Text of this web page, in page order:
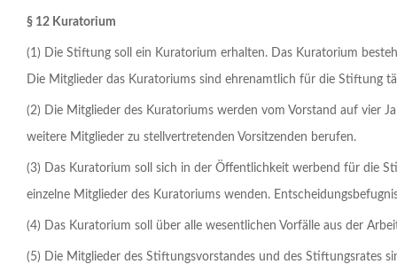
§ 12 Kuratorium
(1) Die Stiftung soll ein Kuratorium erhalten. Das Kuratorium
Die Mitglieder das Kuratoriums sind ehrenamtlich für die Stiftung
(2) Die Mitglieder des Kuratoriums werden vom Vorstand auf vier
weitere Mitglieder zu stellvertretenden Vorsitzenden berufen.
(3) Das Kuratorium soll sich in der Öffentlichkeit werbend für die
einzelne Mitglieder des Kuratoriums wenden.
(4) Das Kuratorium soll über alle wesentlichen Vorfälle aus der
(5) Die Mitglieder des Stiftungsvorstandes und des Stiftungsrates